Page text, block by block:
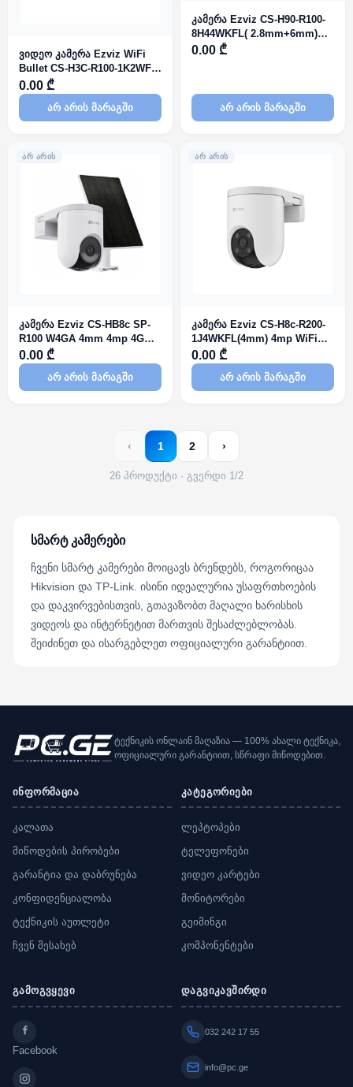
ვიდეო კამერა Ezviz WiFi
Bullet CS-H3C-R100-1K2WF
2.8mm
0.00 ₾
არ არის მარაგში
კამერა Ezviz CS-H90-R100-
8H44WKFL( 2.8mm+6mm)
(4MP+4MP) Color Night
0.00 ₾
არ არის მარაგში
ᲐᲠ ᲐᲠᲘᲡ
კამერა Ezviz CS-HB8c SP-
R100 W4GA 4mm 4mp 4G
Pan & Tilt Weatherproof
Design 5200mAh 5W Solar
0.00 ₾
არ არის მარაგში
ᲐᲠ ᲐᲠᲘᲡ
კამერა Ezviz CS-H8c-R200-
1J4WKFL(4mm) 4mp WiFi
Pan & Tilt Weatherproof
Design 2K+ Resolution Color
Night Vision
0.00 ₾
არ არის მარაგში
‹ 1 2 ›
26 პროდუქტი · გვერდი 1/2
სმარტ კამერები
ჩვენი სმარტ კამერები მოიცავს ბრენდებს, როგორიცაა
Hikvision და TP-Link. ისინი იდეალურია უსაფრთხოების
და დაკვირვებისთვის, გთავაზობთ მაღალი ხარისხის
ვიდეოს და ინტერნეტით მართვის შესაძლებლობას.
შეიძინეთ და ისარგებლეთ ოფიციალური გარანტიით.
ტექნიკის ონლაინ მაღაზია — 100% ახალი ტექნიკა,
ოფიციალური გარანტიით, სწრაფი მიწოდებით.
ინფორმაცია
კალათა
მიწოდების პირობები
გარანტია და დაბრუნება
კონფიდენციალობა
ტექნიკის აუთლეტი
ჩვენ შესახებ
კატეგორიები
ლეპტოპები
ტელეფონები
ვიდეო კარტები
მონიტორები
გეიმინგი
კომპონენტები
გამოგვყევი
Facebook
დაგვიკავშირდი
032 242 17 55
info@pc.ge